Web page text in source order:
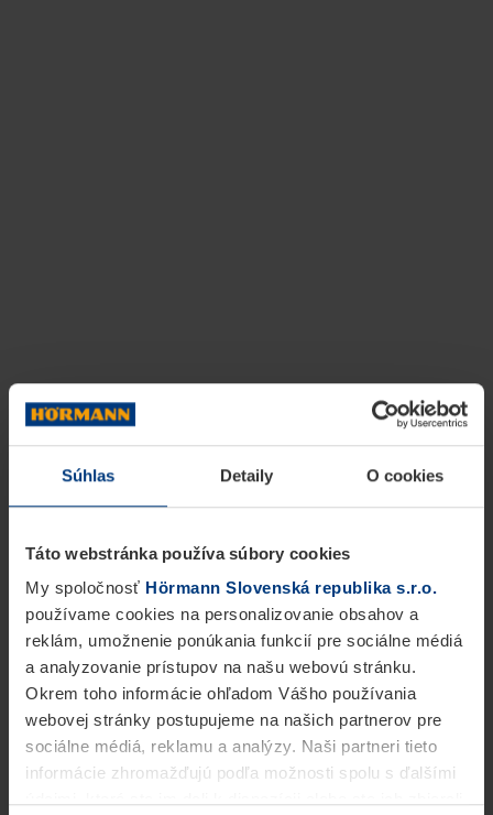
Súhlas Detaily O cookies
Táto webstránka používa súbory cookies
My spoločnosť Hörmann Slovenská republika s.r.o.
používame cookies na personalizovanie obsahov a
reklám, umožnenie ponúkania funkcií pre sociálne médiá
a analyzovanie prístupov na našu webovú stránku.
Okrem toho informácie ohľadom Vášho používania
webovej stránky postupujeme na našich partnerov pre
sociálne médiá, reklamu a analýzy. Naši partneri tieto
informácie zhromažďujú podľa možnosti spolu s ďalšími